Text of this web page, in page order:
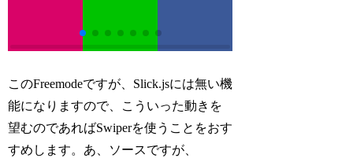
このFreemodeですが、Slick.jsには無い機
能になりますので、こういった動きを
望むのであればSwiperを使うことをおす
すめします。あ、ソースですが、